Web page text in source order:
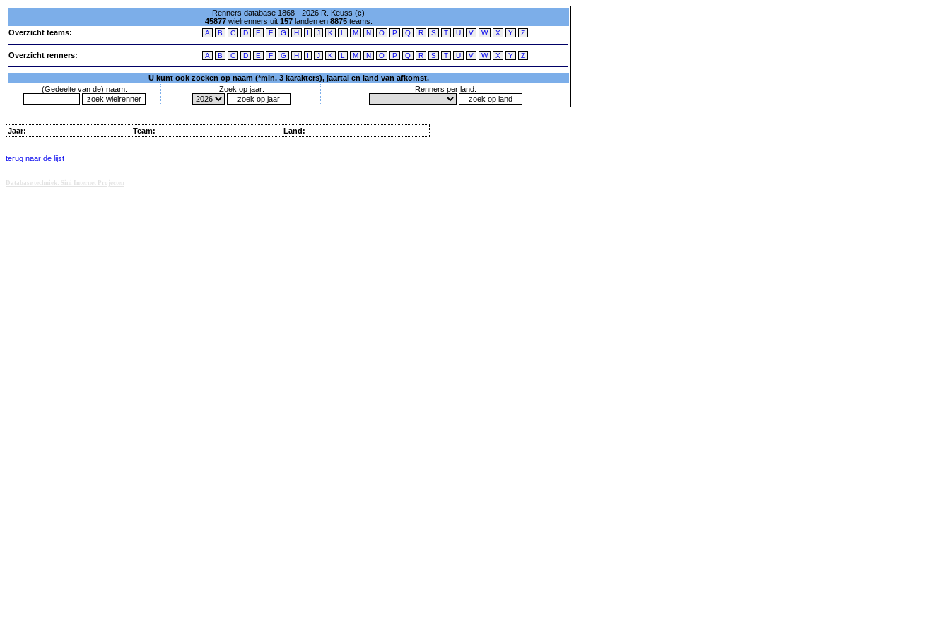
Renners database 1868 - 2026 R. Keuss (c)
45877wielrenners uit 157landen en 8875teams.
Overzicht teams:
A B C D E F G H I J K L M N O P Q R S T U V W X Y Z
Overzicht renners: A B C D E F G H I J K L M N O P Q R S T U V W X Y Z
U kunt ook zoeken op naam (*min. 3 karakters), jaartal en land van afkomst.
(Gedeelte van de) naam:
Zoek op jaar: Renners per land:
Jaar: Team: Land:
terug naar de lijst
Database techniek: Sini Internet Projecten